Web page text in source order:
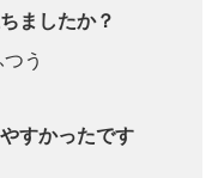
ましたか？
う
すかったです